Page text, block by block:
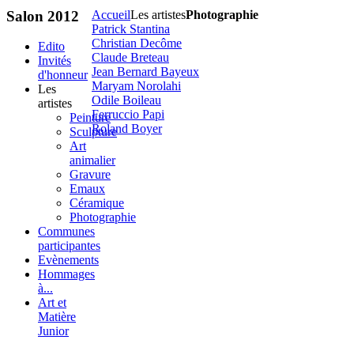
AccueilLes artistesPhotographie
Patrick Stantina
Christian Decôme
Claude Breteau
Jean Bernard Bayeux
Maryam Norolahi
Odile Boileau
Ferruccio Papi
Roland Boyer
Salon 2012
Edito
Invités
d'honneur
Les
artistes
Peinture
Sculpture
Art
animalier
Gravure
Emaux
Céramique
Photographie
Communes
participantes
Evènements
Hommages
à...
Art et
Matière
Junior